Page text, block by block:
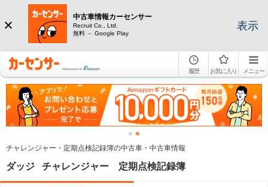
中古車情報カーセンサー
Recruit Co., Ltd.
無料 － Google Play
表示
履歴 お気に入り メニュー
チャレンジャー・定期点検記録簿の中古車・中古車情報
ダッジ チャレンジャー 定期点検記録簿